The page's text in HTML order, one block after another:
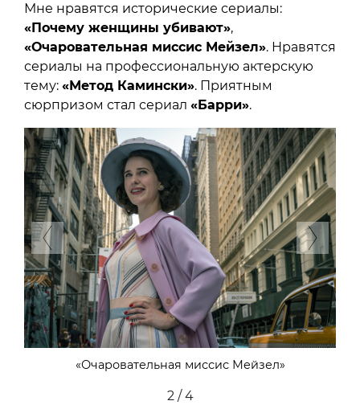
Мне нравятся исторические сериалы:
«Почему женщины убивают»,
«Очаровательная миссис Мейзел». Нравятся
сериалы на профессиональную актерскую
тему: «Метод Камински». Приятным
сюрпризом стал сериал «Барри».
«Очаровательная миссис Мейзел»
Previous Next
2 / 4